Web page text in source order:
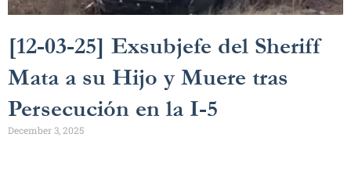
[12-03-25] Exsubjefe del Sheriff
Mata a su Hijo y Muere tras
Persecución en la I-5
December 3, 2025